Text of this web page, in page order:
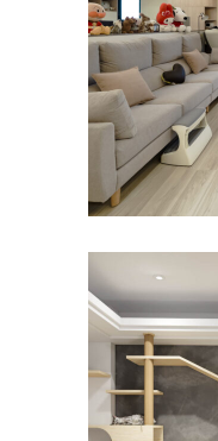
裝潢公司
室內設計/老
寵物空間
推薦×陽
主臥 公寓/大
/新成屋